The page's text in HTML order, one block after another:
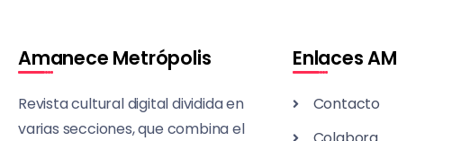
Amanece Metrópolis
Revista cultural digital dividida en
varias secciones, que combina el
Enlaces AM
Contacto